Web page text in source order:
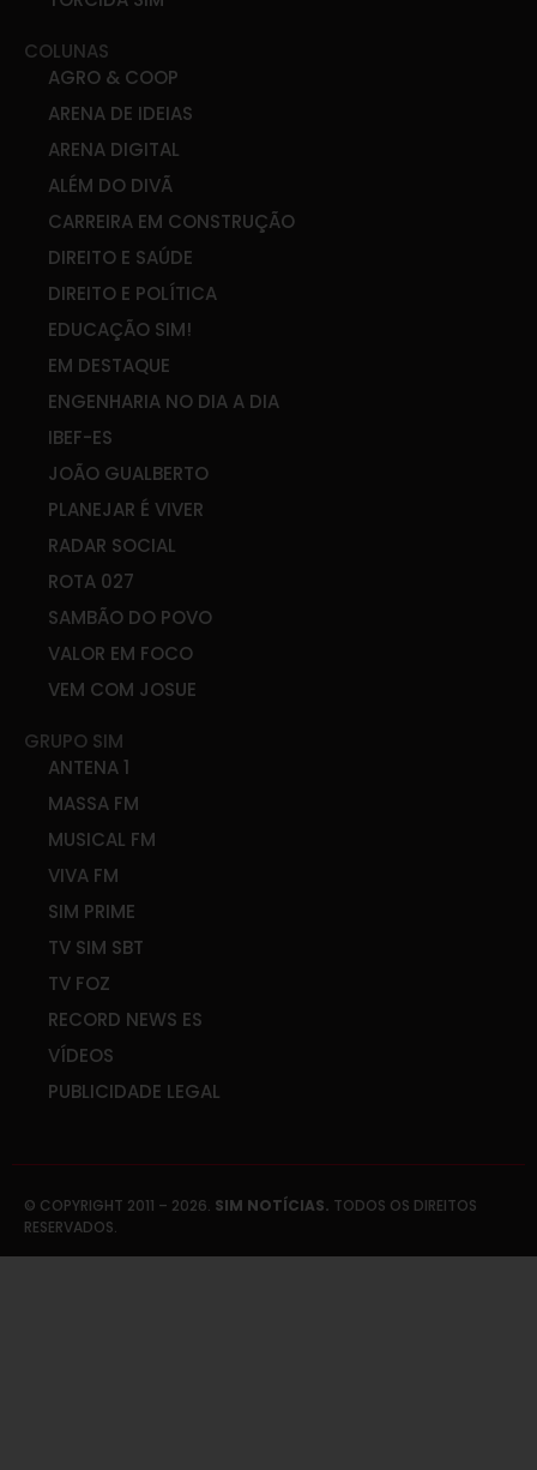
COLUNAS
AGRO & COOP
ARENA DE IDEIAS
ARENA DIGITAL
ALÉM DO DIVÃ
CARREIRA EM CONSTRUÇÃO
DIREITO E SAÚDE
DIREITO E POLÍTICA
EDUCAÇÃO SIM!
EM DESTAQUE
ENGENHARIA NO DIA A DIA
IBEF-ES
JOÃO GUALBERTO
PLANEJAR É VIVER
RADAR SOCIAL
ROTA 027
SAMBÃO DO POVO
VALOR EM FOCO
VEM COM JOSUE
GRUPO SIM
ANTENA 1
MASSA FM
MUSICAL FM
VIVA FM
SIM PRIME
TV SIM SBT
TV FOZ
RECORD NEWS ES
VÍDEOS
PUBLICIDADE LEGAL
© COPYRIGHT 2011 – 2026. SIM NOTÍCIAS. TODOS OS DIREITOS
RESERVADOS.